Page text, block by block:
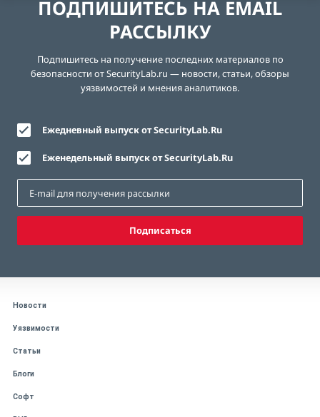
ПОДПИШИТЕСЬ НА EMAIL
РАССЫЛКУ
Подпишитесь на получение последних материалов по
безопасности от SecurityLab.ru — новости, статьи, обзоры
уязвимостей и мнения аналитиков.
Ежедневный выпуск от SecurityLab.Ru
Еженедельный выпуск от SecurityLab.Ru
Подписаться
Новости
Уязвимости
Статьи
Блоги
Софт